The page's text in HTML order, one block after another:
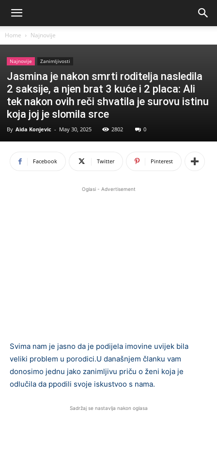
Home Najnovije
Najnovije Zanimljivosti
Jasmina je nakon smrti roditelja nasledila
2 saksije, a njen brat 3 kuće i 2 placa: Ali
tek nakon ovih reči shvatila je surovu istinu
koja joj je slomila srce
By Aida Konjevic - May 30, 2025 2802 0
Facebook Twitter Pinterest
Oglasi - Advertisement
Svima nam je jasno da je podijela imovine uvijek bila
veliki problem u porodici.U današnjem članku vam
donosimo jednu jako zanimljivu priču o ženi koja je
odlučila da ppodili svoje iskustvoo s nama.
Sadržaj se nastavlja nakon oglasa